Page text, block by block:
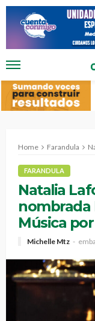
Home Farandula
FARANDULA
Natalia
nombrada
Música
Michelle Mtz